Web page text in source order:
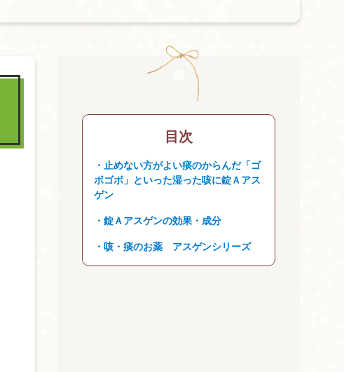
目次
止めない方がよい痰のからんだ「ゴ
ボゴボ」といった湿った咳に錠Ａアス
ゲン
錠Ａアスゲンの効果・成分
咳・痰のお薬 アスゲンシリーズ